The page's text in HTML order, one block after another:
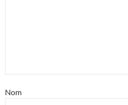
Nom